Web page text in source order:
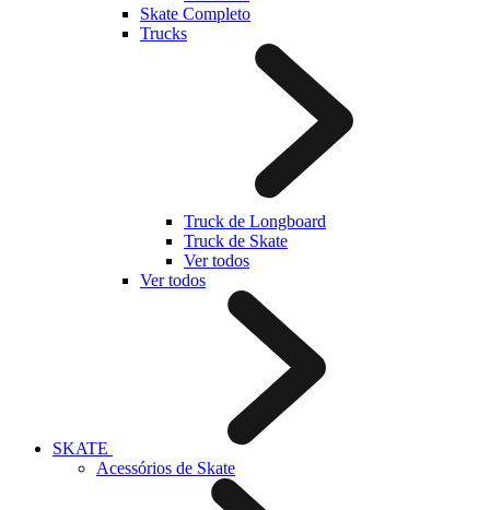
Skate Completo
Trucks
Truck de Longboard
Truck de Skate
Ver todos
Ver todos
SKATE
Acessórios de Skate